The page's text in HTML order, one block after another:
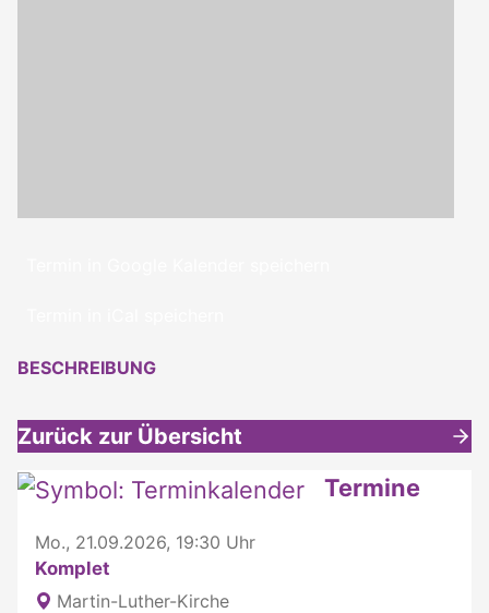
BESCHREIBUNG
Zurück zur Übersicht
Weitere interessante Inhalte Termine
Mo., 21.09.2026, 19:30 Uhr
Komplet
Martin-Luther-Kirche